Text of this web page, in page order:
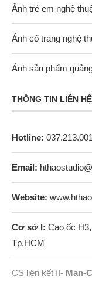
Ảnh trẻ em nghệ
Ảnh cổ trang nghệ
Ảnh sản phẩm
THÔNG TIN LIÊN HỆ
Hotline:
Email:
Website:
Cơ sở I: Cao ốc
Tp.HCM
CS liên kết II- Man-